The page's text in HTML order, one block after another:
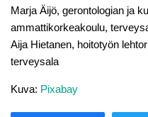
Marja Äijö, gerontologian ja
ammattikorkeakoulu,
Aija Hietanen, hoitotyön
terveysala
Kuva: Pixabay